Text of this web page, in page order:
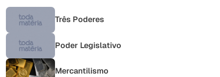
Três Poderes
Poder Legislativo
Mercantilismo